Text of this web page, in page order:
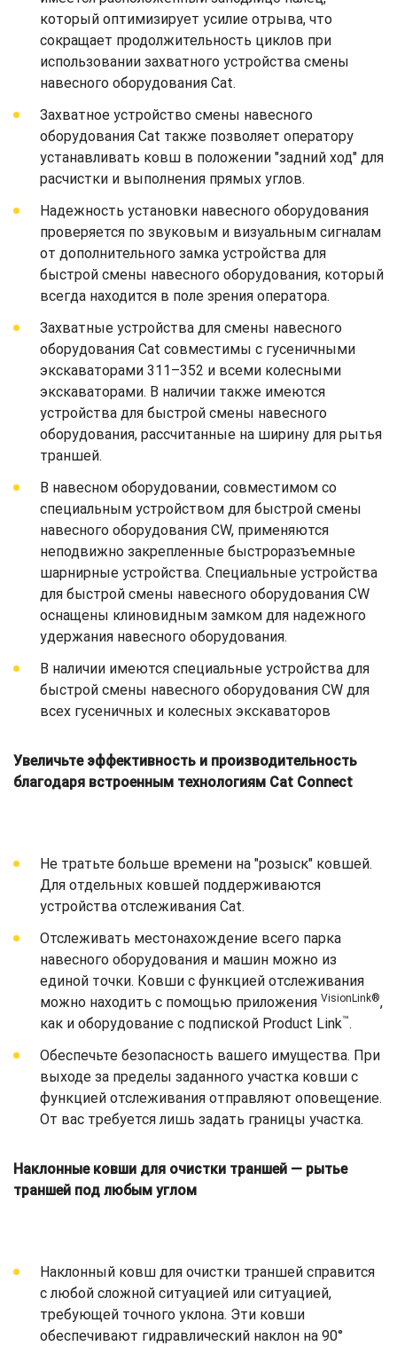
который оптимизирует усилие отрыва, что
сокращает продолжительность циклов при
использовании захватного устройства смены
навесного оборудования Cat.
Захватное устройство смены навесного
оборудования Cat также позволяет оператору
устанавливать ковш в положении "задний ход" для
расчистки и выполнения прямых углов.
Надежность установки навесного оборудования
проверяется по звуковым и визуальным сигналам
от дополнительного замка устройства для
быстрой смены навесного оборудования, который
всегда находится в поле зрения оператора.
Захватные устройства для смены навесного
оборудования Cat совместимы с гусеничными
экскаваторами 311–352 и всеми колесными
экскаваторами. В наличии также имеются
устройства для быстрой смены навесного
оборудования, рассчитанные на ширину для рытья
траншей.
В навесном оборудовании, совместимом со
специальным устройством для быстрой смены
навесного оборудования CW, применяются
неподвижно закрепленные быстроразъемные
шарнирные устройства. Специальные устройства
для быстрой смены навесного оборудования CW
оснащены клиновидным замком для надежного
удержания навесного оборудования.
В наличии имеются специальные устройства для
быстрой смены навесного оборудования CW для
всех гусеничных и колесных экскаваторов
Увеличьте эффективность и производительность
благодаря встроенным технологиям Cat Connect
Не тратьте больше времени на "розыск" ковшей.
Для отдельных ковшей поддерживаются
устройства отслеживания Cat.
Отслеживать местонахождение всего парка
навесного оборудования и машин можно из
единой точки. Ковши с функцией отслеживания
можно находить с помощью приложения VisionLink®,
как и оборудование с подпиской Product Link™.
Обеспечьте безопасность вашего имущества. При
выходе за пределы заданного участка ковши с
функцией отслеживания отправляют оповещение.
От вас требуется лишь задать границы участка.
Наклонные ковши для очистки траншей — рытье
траншей под любым углом
Наклонный ковш для очистки траншей справится
с любой сложной ситуацией или ситуацией,
требующей точного уклона. Эти ковши
обеспечивают гидравлический наклон на 90°